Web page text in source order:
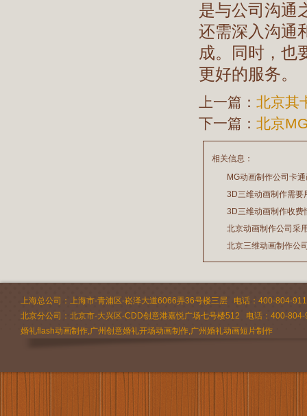
是与公司沟通
还需深入沟通
成。同时，也
更好的服务。
上一篇： 北京其
下一篇： 北京
相关信息：
MG动画制作公司卡
2026/07/21
3D三维动画制作需要
2026/03/19
3D三维动画制作收费
2026/02/28
北京动画制作公司采
2026/02/24
北京三维动画制作公
2026/02/09
上海总公司：上海市-青浦区-崧泽大道6066弄36号楼三层 电话：400-804-
北京分公司：北京市-大兴区-CDD创意港嘉悦广场七号楼512 电话：400-
婚礼flash动画制作,广州创意婚礼开场动画制作,广州婚礼动画短片制作